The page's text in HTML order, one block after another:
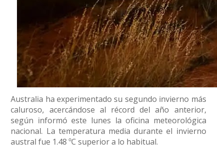
Australia ha experimentado su segundo invierno más
caluroso, acercándose al récord del año anterior,
según informó este lunes la oficina meteorológica
nacional. La temperatura media durante el invierno
austral fue 1.48 ºC superior a lo habitual.